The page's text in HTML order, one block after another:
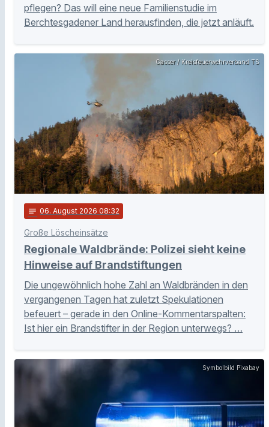
pflegen? Das will eine neue Familienstudie im
Berchtesgadener Land herausfinden, die jetzt anläuft.
Gasser / Kreisfeuerwehrverband TS
notes 06. August 2026 08:32
Große Löscheinsätze
Regionale Waldbrände: Polizei sieht keine
Hinweise auf Brandstiftungen
Die ungewöhnlich hohe Zahl an Waldbränden in den
vergangenen Tagen hat zuletzt Spekulationen
befeuert – gerade in den Online-Kommentarspalten:
Ist hier ein Brandstifter in der Region unterwegs? …
Symbolbild Pixabay